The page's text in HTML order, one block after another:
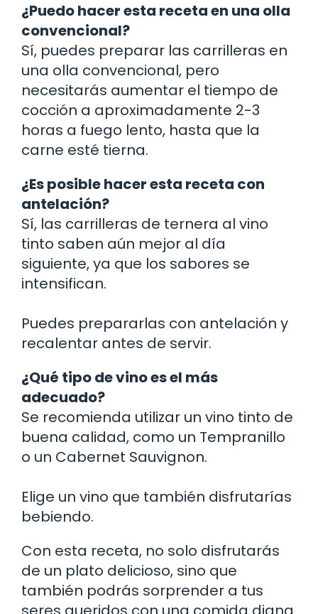
¿Puedo hacer esta receta en una olla
convencional?
Sí, puedes preparar las carrilleras en
una olla convencional, pero
necesitarás aumentar el tiempo de
cocción a aproximadamente 2-3
horas a fuego lento, hasta que la
carne esté tierna.
¿Es posible hacer esta receta con
antelación?
Sí, las carrilleras de ternera al vino
tinto saben aún mejor al día
siguiente, ya que los sabores se
intensifican.
Puedes prepararlas con antelación y
recalentar antes de servir.
¿Qué tipo de vino es el más
adecuado?
Se recomienda utilizar un vino tinto de
buena calidad, como un Tempranillo
o un Cabernet Sauvignon.
Elige un vino que también disfrutarías
bebiendo.
Con esta receta, no solo disfrutarás
de un plato delicioso, sino que
también podrás sorprender a tus